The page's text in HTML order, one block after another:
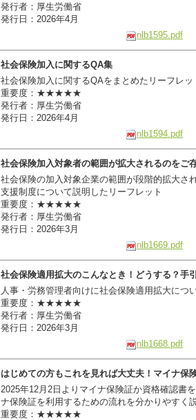
発行者：厚生労働省
発行日：2026年4月
nlb1595.pdf
社会保険加入に関するQA集
社会保険加入に関するQAをまとめたリーフレッ
重要度：★★★★★
発行者：厚生労働省
発行日：2026年4月
nlb1594.pdf
社会保険加入対象者の範囲が拡大されるのをご
社会保険の加入対象企業の範囲が段階的拡大さ
支援制度について説明したリーフレット
重要度：★★★★★
発行者：厚生労働省
発行日：2026年3月
nlb1669.pdf
社会保険適用拡大のこんなとき！どうする？手
人事・労務管理者向けに社会保険適用拡大につ
重要度：★★★★★
発行者：厚生労働省
発行日：2026年3月
nlb1668.pdf
はじめての方もこれを見れば大丈夫！マイナ保
2025年12月2日よりマイナ保険証か資格確認書
ナ保険証を利用するための流れを分かりやすく
重要度：★★★★★